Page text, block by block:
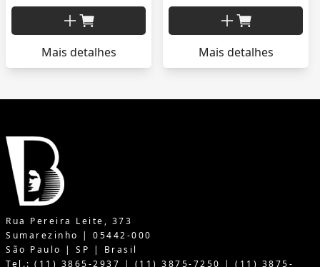
Mais detalhes Mais detalhes
Rua Pereira Leite, 373
Sumarezinho | 05442-000
São Paulo | SP | Brasil
Tel.: (11) 3865-2937 | (11) 3875-7250 | (11) 3875-